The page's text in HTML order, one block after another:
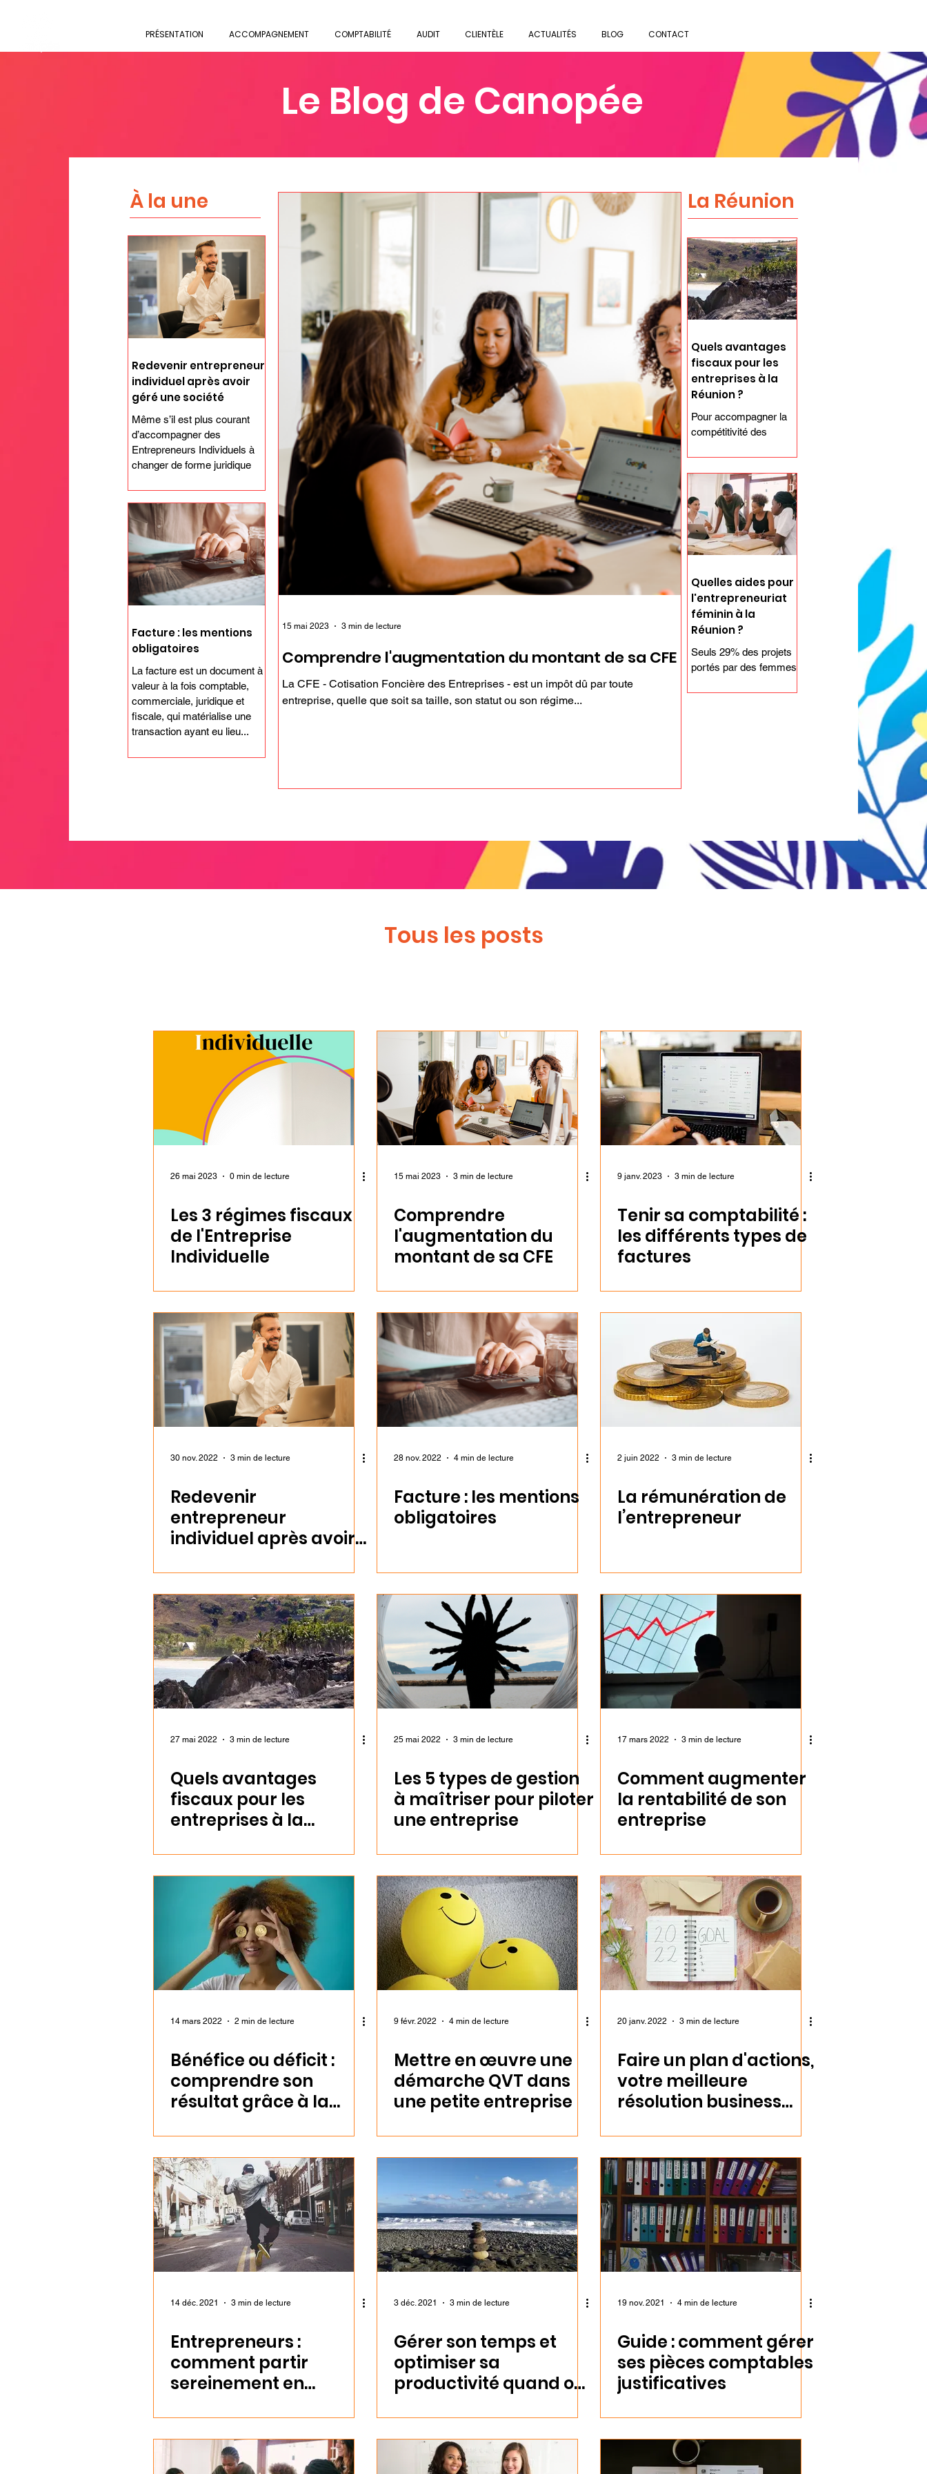
PRÉSENTATION ACCOMPAGNEMENT COMPTABILITÉ AUDIT CLIENTÈLE ACTUALITÉS BLOG CONTACT
Le Blog de Canopée
À la une
Redevenir entrepreneur
individuel après avoir
géré une société
Même s’il est plus courant
d’accompagner des
Entrepreneurs Individuels à
changer de forme juridique
Facture : les mentions
obligatoires
La facture est un document à
valeur à la fois comptable,
commerciale, juridique et
fiscale, qui matérialise une
transaction ayant eu lieu...
Comprendre l'augmentation du montant de sa CFE
La CFE - Cotisation Foncière des Entreprises - est un impôt dû par toute
entreprise, quelle que soit sa taille, son statut ou son régime...
15 mai 2023 3 min de lecture
La Réunion
Quels avantages
fiscaux pour les
entreprises à la
Réunion ?
Pour accompagner la
compétitivité des
du territoire, les
entreprises qui
composent le...
Quelles aides pour
l'entrepreneuriat
féminin à la
Réunion ?
Seuls 29% des projets
portés par des femmes
Tous les posts
26 mai 2023 0 min de lecture
Les 3 régimes fiscaux
de l'Entreprise
Individuelle
15 mai 2023 3 min de lecture
Comprendre
l'augmentation du
montant de sa CFE
9 janv. 2023 3 min de lecture
Tenir sa comptabilité :
les différents types de
factures
30 nov. 2022 3 min de lecture
Redevenir
entrepreneur
individuel après avoir
28 nov. 2022 4 min de lecture
Facture : les mentions
obligatoires
2 juin 2022 3 min de lecture
La rémunération de
l’entrepreneur
27 mai 2022 3 min de lecture
Quels avantages
fiscaux pour les
entreprises à la
25 mai 2022 3 min de lecture
Les 5 types de gestion
à maîtriser pour piloter
une entreprise
17 mars 2022 3 min de lecture
Comment augmenter
la rentabilité de son
entreprise
14 mars 2022 2 min de lecture
Bénéfice ou déficit :
comprendre son
résultat grâce à la
analytique
9 févr. 2022 4 min de lecture
Mettre en œuvre une
démarche QVT dans
une petite entreprise
20 janv. 2022 3 min de lecture
Faire un plan d'actions,
votre meilleure
résolution business
14 déc. 2021 3 min de lecture
Entrepreneurs :
comment partir
sereinement en
3 déc. 2021 3 min de lecture
Gérer son temps et
optimiser sa
productivité quand on
19 nov. 2021 4 min de lecture
Guide : comment gérer
ses pièces comptables
justificatives